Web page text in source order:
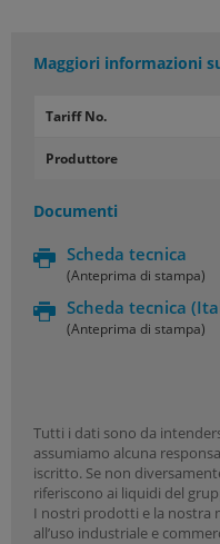
Maggiori informazioni
Tariff No.
Produttore
Documenti
Scheda tecnica
(Anteprima di stampa)
Scheda tecnica
(Anteprima di stampa)
Tutti i dati sono da
assumiamo alcuna
iscritto. Se non
riferiscono ai liquidi del
I nostri prodotti e la nostra
all’uso industriale e